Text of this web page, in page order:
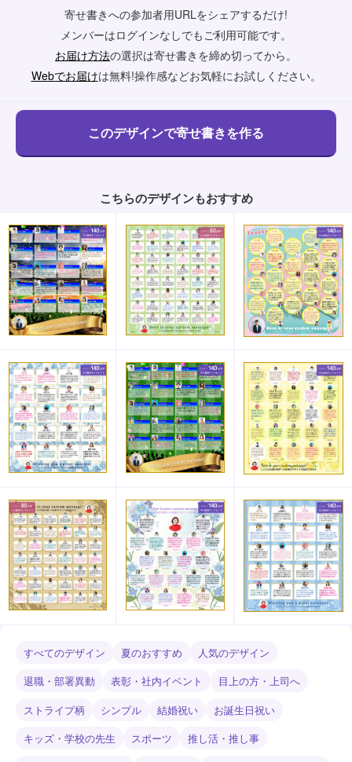
寄せ書きへの参加者用URLをシェアするだけ!
メンバーはログインなしでもご利用可能です。
お届け方法の選択は寄せ書きを締め切ってから。
Webでお届けは無料!操作感などお気軽にお試しください。
こちらのデザインもおすすめ
すべてのデザイン 夏のおすすめ
人気のデザイン
退職・部署異動
表彰・社内イベント
目上の方・上司へ
ストライプ柄
シンプル 結婚祝い
お誕生日祝い
キッズ・学校の先生
スポーツ
推し活・推し事